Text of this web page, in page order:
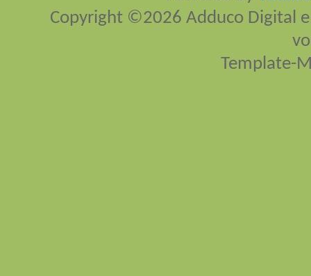
Copyright ©2026 Adduco Digital
Template-